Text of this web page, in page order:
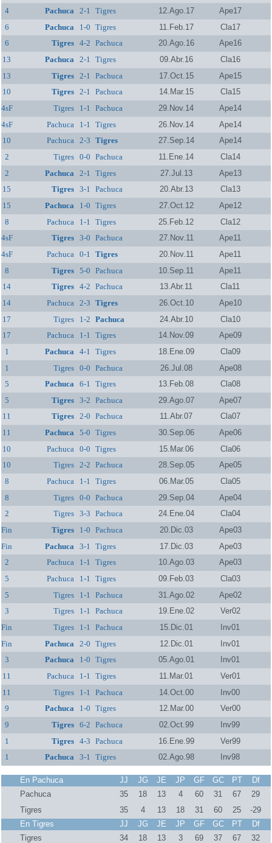
4
Pachuca 2-1 Tigres 12.Ago.17
Ape17
6
Pachuca 1-0 Tigres 11.Feb.17
Cla17
6
Tigres 4-2 Pachuca 20.Ago.16
Ape16
13
Pachuca 2-1 Tigres 09.Abr.16
Cla16
13
Tigres 2-1 Pachuca 17.Oct.15
Ape15
10
Tigres 2-1 Pachuca 14.Mar.15
Cla15
4sF
Tigres 1-1 Pachuca 29.Nov.14
Ape14
4sF
Pachuca 1-1 Tigres 26.Nov.14
Ape14
10
Pachuca 2-3 Tigres 27.Sep.14
Ape14
2
Tigres 0-0 Pachuca 11.Ene.14
Cla14
2
Pachuca 2-1 Tigres 27.Jul.13
Ape13
15
Tigres 3-1 Pachuca 20.Abr.13
Cla13
15
Pachuca 1-0 Tigres 27.Oct.12
Ape12
8
Pachuca 1-1 Tigres 25.Feb.12
Cla12
4sF
Tigres 3-0 Pachuca 27.Nov.11
Ape11
4sF
Pachuca 0-1 Tigres 20.Nov.11
Ape11
8
Tigres 5-0 Pachuca 10.Sep.11
Ape11
14
Tigres 4-2 Pachuca 13.Abr.11
Cla11
14
Pachuca 2-3 Tigres 26.Oct.10
Ape10
17
Tigres 1-2 Pachuca 24.Abr.10
Cla10
17
Pachuca 1-1 Tigres 14.Nov.09
Ape09
1
Pachuca 4-1 Tigres 18.Ene.09
Cla09
1
Tigres 0-0 Pachuca 26.Jul.08
Ape08
5
Pachuca 6-1 Tigres 13.Feb.08
Cla08
5
Tigres 3-2 Pachuca 29.Ago.07
Ape07
11
Tigres 2-0 Pachuca 11.Abr.07
Cla07
11
Pachuca 5-0 Tigres 30.Sep.06
Ape06
10
Pachuca 0-0 Tigres 15.Mar.06
Cla06
10
Tigres 2-2 Pachuca 28.Sep.05
Ape05
8
Pachuca 1-1 Tigres 06.Mar.05
Cla05
8
Tigres 0-0 Pachuca 29.Sep.04
Ape04
2
Tigres 3-3 Pachuca 24.Ene.04
Cla04
Fin
Tigres 1-0 Pachuca 20.Dic.03
Ape03
Fin
Pachuca 3-1 Tigres 17.Dic.03
Ape03
2
Pachuca 1-1 Tigres 10.Ago.03
Ape03
5
Pachuca 1-1 Tigres 09.Feb.03
Cla03
5
Tigres 1-1 Pachuca 31.Ago.02
Ape02
3
Tigres 1-1 Pachuca 19.Ene.02
Ver02
Fin
Tigres 1-1 Pachuca 15.Dic.01
Inv01
Fin
Pachuca 2-0 Tigres 12.Dic.01
Inv01
3
Pachuca 1-0 Tigres 05.Ago.01
Inv01
11
Pachuca 1-1 Tigres 11.Mar.01
Ver01
11
Tigres 1-1 Pachuca 14.Oct.00
Inv00
9
Pachuca 1-0 Tigres 12.Mar.00
Ver00
9
Tigres 6-2 Pachuca 02.Oct.99
Inv99
1
Tigres 4-3 Pachuca 16.Ene.99
Ver99
1
Pachuca 3-1 Tigres 02.Ago.98 Inv98
En Pachuca JJ JG JE JP GF GC PT
Df
Pachuca
35 18 13 4 60 31 67
29
Tigres
35 4 13 18 31 60 25
-29
En Tigres
JJ JG JE JP GF GC PT
Df
Tigres
34 18 13 3 69 37 67
32